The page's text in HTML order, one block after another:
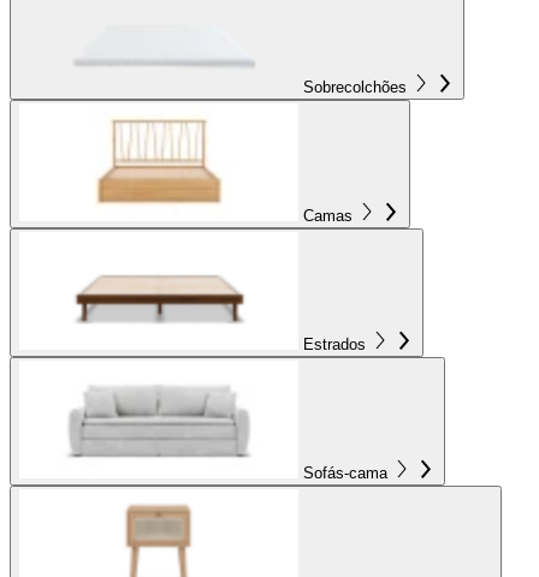
Sobrecolchões
Camas
Estrados
Sofás-cama